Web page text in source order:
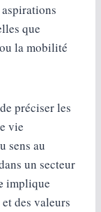
que
la mobilité
préciser les
vie
sens au
un secteur
implique
des valeurs